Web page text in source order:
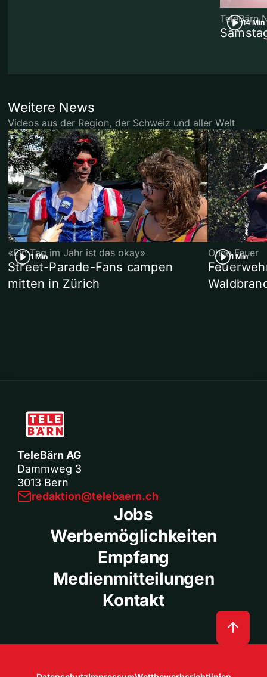
14 Min
TeleBärn
Weitere News
Videos aus der Region, der Schweiz und aller Welt
1 Min
«Ein Tag im Jahr ist das okay»
Street-Parade-Fans campen
mitten in Zürich
1 Min
Ohne Feuer
TeleBärn AG
Dammweg 3
3013 Bern
redaktion@telebaern.ch
Jobs
Werbemöglichkeiten
Empfang
Medienmitteilungen
Kontakt